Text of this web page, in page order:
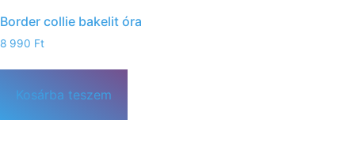
Border collie bakelit óra
8 990 Ft
Kosárba teszem